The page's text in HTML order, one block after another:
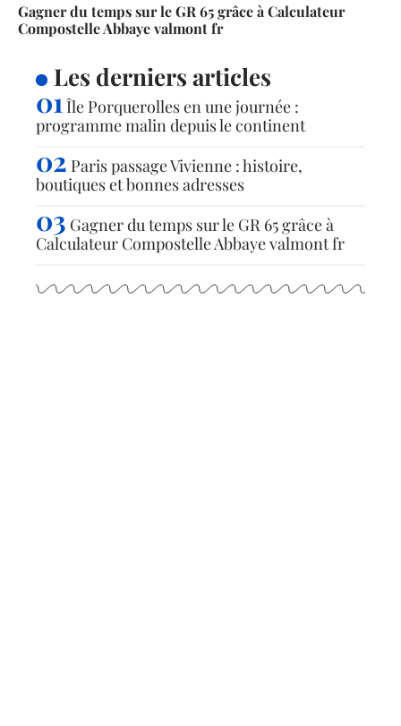
Gagner du temps sur le GR 65 grâce à Calculateur
Compostelle Abbaye valmont fr
Les derniers articles
Île Porquerolles en une journée :
programme malin depuis le continent
Paris passage Vivienne : histoire,
boutiques et bonnes adresses
Gagner du temps sur le GR 65 grâce à
Calculateur Compostelle Abbaye valmont fr